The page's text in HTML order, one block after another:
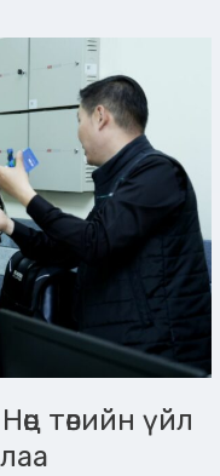
төвийн үйл